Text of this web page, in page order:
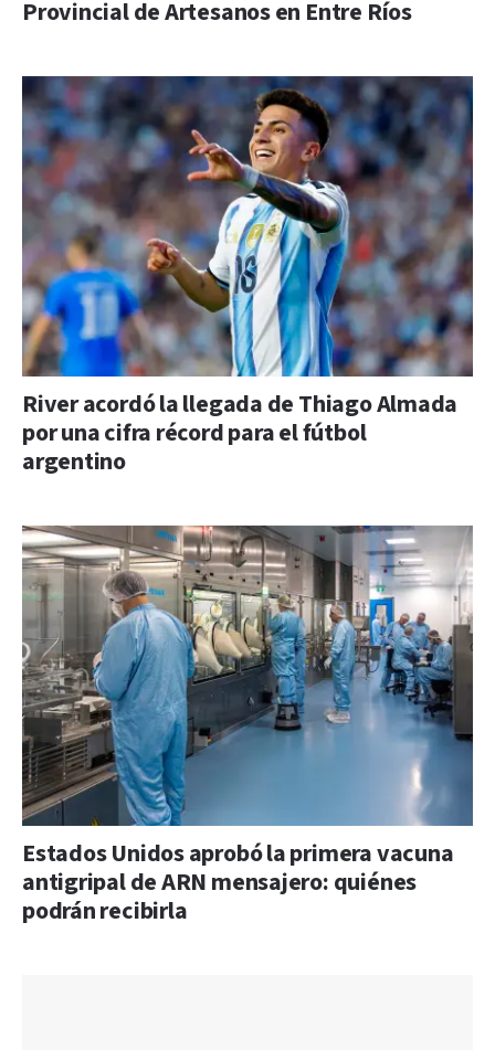
Provincial de Artesanos en Entre Ríos
River acordó la llegada de Thiago Almada
por una cifra récord para el fútbol
argentino
Estados Unidos aprobó la primera vacuna
antigripal de ARN mensajero: quiénes
podrán recibirla